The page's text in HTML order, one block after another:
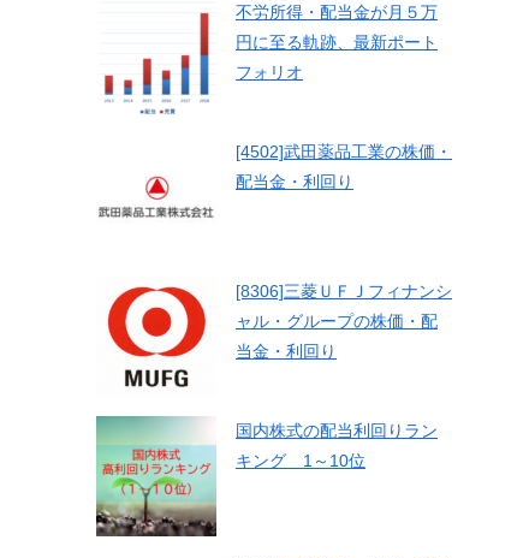
不労所得・配当金が月５万
円に至る軌跡、最新ポート
フォリオ
[4502]武田薬品工業の株価・
配当金・利回り
[8306]三菱ＵＦＪフィナンシ
ャル・グループの株価・配
当金・利回り
国内株式の配当利回りラン
キング 1～10位